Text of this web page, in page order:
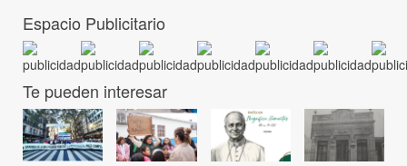
Espacio Publicitario
Te pueden interesar